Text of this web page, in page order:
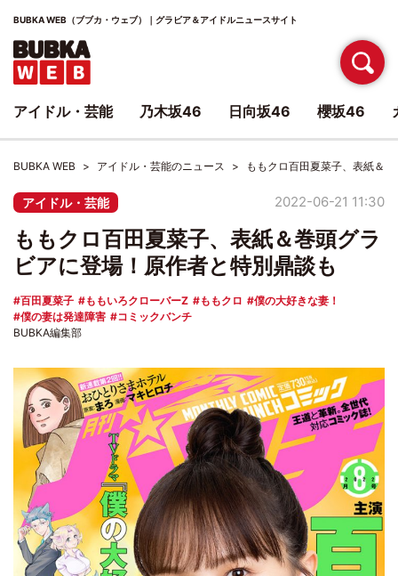
BUBKA WEB（ブブカ・ウェブ）｜グラビア＆アイドルニュースサイト
BUBKA WEB アイドル・芸能のニュース ももクロ百田夏菜子、表紙＆
アイドル・芸能 2022-06-21 11:30
ももクロ百田夏菜子、表紙＆巻頭グラ
ビアに登場！原作者と特別鼎談も
百田夏菜子 ももいろクローバーZ ももクロ
僕の大好きな妻！
僕の妻は発達障害
コミックバンチ
BUBKA編集部
アイドル・芸能 乃木坂46 日向坂46 櫻坂46